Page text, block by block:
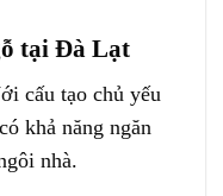
tại Đà Lạt
cấu tạo chủ yếu
có khả năng ngăn
nhà.